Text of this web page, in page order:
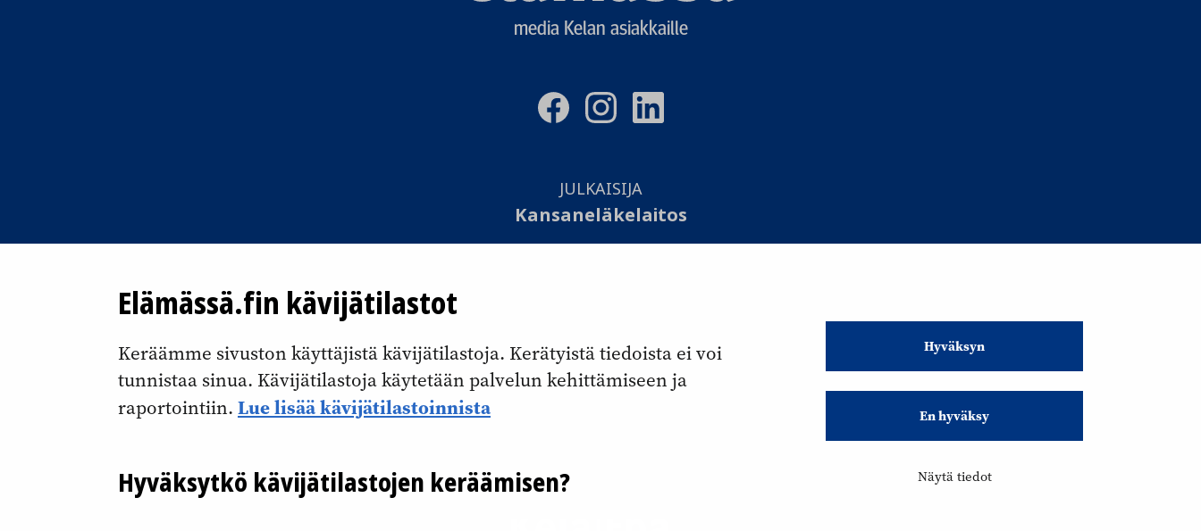
Elämässä.fin kävijätilastot
Keräämme sivuston käyttäjistä kävijätilastoja. Kerätyistä tiedoista ei voi
tunnistaa sinua. Kävijätilastoja käytetään palvelun kehittämiseen ja
raportointiin. Lue lisää kävijätilastoinnista
Hyväksytkö kävijätilastojen keräämisen?
Hyväksyn
En hyväksy
Näytä tiedot
media Kelan asiakkaille
JULKAISIJA
Kansaneläkelaitos
Saavutettavuusseloste
Evästekäytännöt